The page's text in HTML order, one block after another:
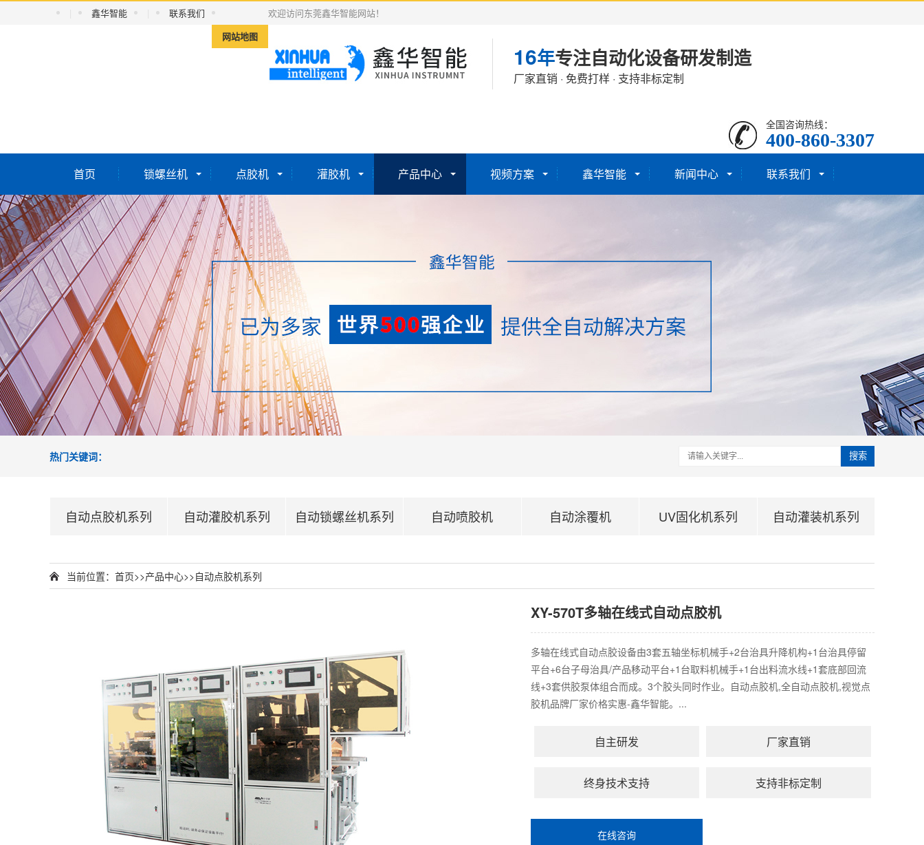
鑫华智能
联系我们
网站地图
欢迎访问东莞鑫华智能网站！
16年专注自动化设备研发制造
厂家直销 · 免费打样 · 支持非标定制
全国咨询热线：
400-860-3307
首页 锁螺丝机 点胶机 灌胶机 产品中心 视频方案 鑫华智能 新闻中心 联系我们
热门关键词： 搜索
自动点胶机系列 自动灌胶机系列 自动锁螺丝机系列 自动喷胶机 自动涂覆机 UV固化机系列 自动灌装机系列
当前位置： 首页>>产品中心>>自动点胶机系列
XY-570T多轴在线式自动点胶机
多轴在线式自动点胶设备由3套五轴坐标机械手+2台治具升降机构+1台治具停留
平台+6台子母治具/产品移动平台+1台取料机械手+1台出料流水线+1套底部回流
线+3套供胶泵体组合而成。3个胶头同时作业。自动点胶机,全自动点胶机,视觉点
胶机品牌厂家价格实惠-鑫华智能。...
自主研发 厂家直销
终身技术支持 支持非标定制
在线咨询